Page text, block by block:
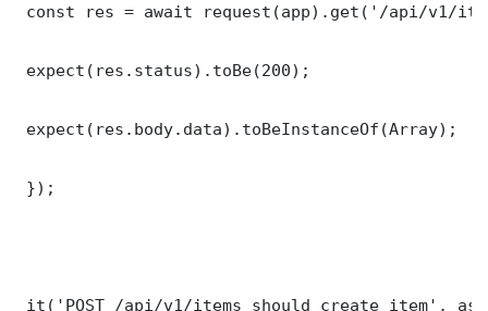
const res = await request(app).get('/api/v1/
expect(res.status).toBe(200);
expect(res.body.data).toBeInstanceOf(Array);
});
it('POST /api/v1/items should create item',